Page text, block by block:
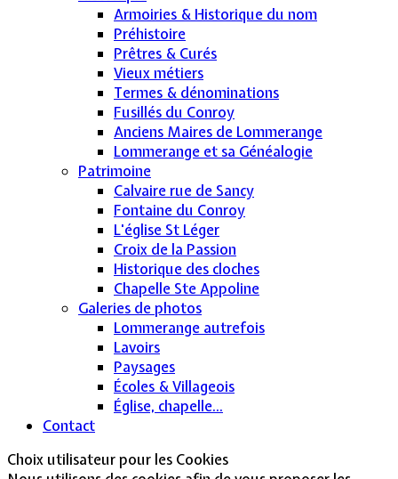
Armoiries & Historique du nom
Préhistoire
Prêtres & Curés
Vieux métiers
Termes & dénominations
Fusillés du Conroy
Anciens Maires de Lommerange
Lommerange et sa Généalogie
Patrimoine
Calvaire rue de Sancy
Fontaine du Conroy
L'église St Léger
Croix de la Passion
Historique des cloches
Chapelle Ste Appoline
Galeries de photos
Lommerange autrefois
Lavoirs
Paysages
Écoles & Villageois
Église, chapelle...
Contact
Choix utilisateur pour les Cookies